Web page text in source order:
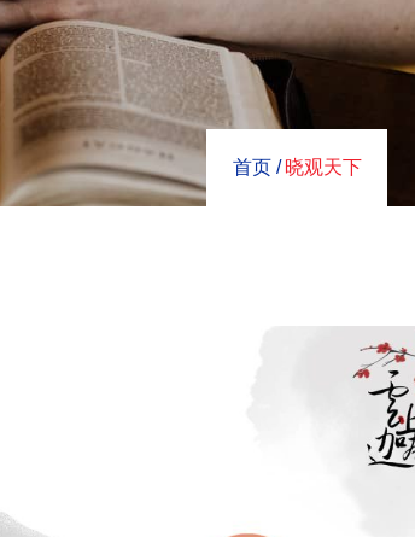
首页 / 晓观天下